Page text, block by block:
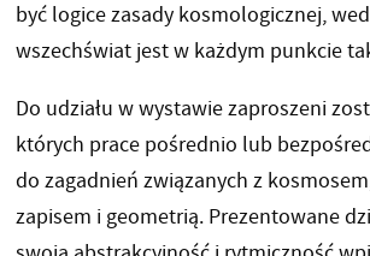
być logice zasady kosmologicznej,
wszechświat jest w każdym punkcie
Do udziału w wystawie zaproszeni
których prace pośrednio lub
do zagadnień związanych z
zapisem i geometrią. Prezentowane